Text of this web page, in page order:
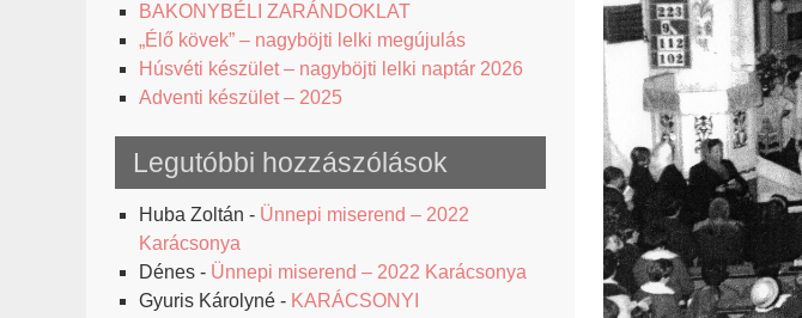
HD 1935. év
HD 1937. év
HD 1938. év
HD 1939. év
HD 1941. év
HD 1942. év
HD 1943. év
BAKONYBÉLI ZARÁNDOKLAT
„Élő kövek” – nagyböjti lelki megújulás
Húsvéti készület – nagyböjti lelki naptár 2026
Adventi készület – 2025
Legutóbbi hozzászólások
Huba Zoltán - Ünnepi miserend – 2022
Karácsonya
Dénes - Ünnepi miserend – 2022 Karácsonya
Gyuris Károlyné - KARÁCSONYI